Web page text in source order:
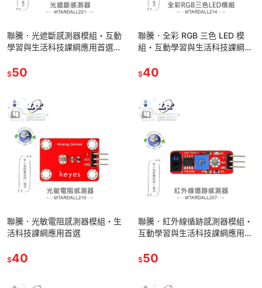
聯騰．光遮斷感測器模組・互動
學習與生活科技課綱應用首選・
$50
聯騰．全彩 RGB 三色 LED 模
組・互動學習與生活科技課綱應
$40
聯騰．光敏電阻感測器模組・生
活科技課綱應用首選
$40
聯騰．紅外線循跡感測器模組・
互動學習與生活科技課綱應用首
$50